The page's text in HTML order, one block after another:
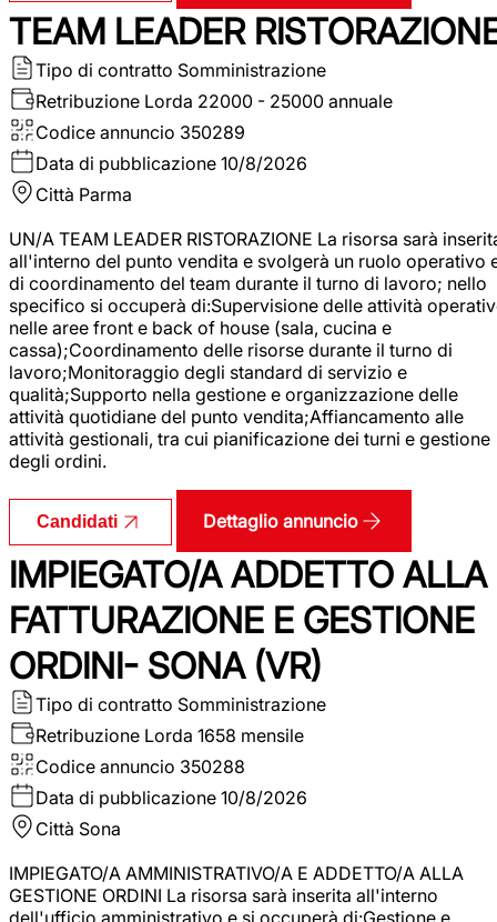
TEAM LEADER
Tipo di contratto Somministrazione
Retribuzione Lorda 22000 - 25000 annuale
Codice annuncio 350289
Data di pubblicazione 10/8/2026
Città Parma
UN/A TEAM LEADER RISTORAZIONE La risorsa sarà
all'interno del punto vendita e svolgerà un ruolo operativo
di coordinamento del team durante il turno di lavoro; nello
specifico si occuperà di:Supervisione delle attività
nelle aree front e back of house (sala, cucina e
cassa);Coordinamento delle risorse durante il turno di
lavoro;Monitoraggio degli standard di servizio e
qualità;Supporto nella gestione e organizzazione delle
attività quotidiane del punto vendita;Affiancamento alle
attività gestionali, tra cui pianificazione dei turni e gestione
degli ordini.
Candidati Dettaglio annuncio
IMPIEGATO/A ADDETTO ALLA
FATTURAZIONE E GESTIONE
ORDINI- SONA (VR)
Tipo di contratto Somministrazione
Retribuzione Lorda 1658 mensile
Codice annuncio 350288
Data di pubblicazione 10/8/2026
Città Sona
IMPIEGATO/A AMMINISTRATIVO/A E ADDETTO/A ALLA
GESTIONE ORDINI La risorsa sarà inserita all'interno
dell'ufficio amministrativo e si occuperà di:Gestione e